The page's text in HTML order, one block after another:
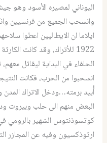
اليوناني لمصيره الأسود وهو
وانسحب الجميع من فرنسيين
ايلاما ان الايطاليين اعطوا
1922 للأتراك، وقد كانت
الحلفاء في البداية ليقاتل
انسحبوا من الحرب، فكانت
أُبيد برمته…ودخل الاتراك المدن
البعض منهم الى حلب وبيروت
كوتسوذنتوس الشهير بالرومي
ارثوذكسيون وفيه عن المجازر